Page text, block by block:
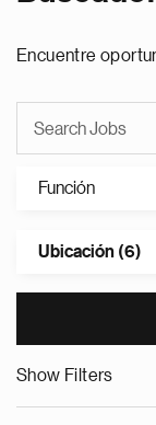
Encuentre
Función
Ubicación (6)
Show Filters